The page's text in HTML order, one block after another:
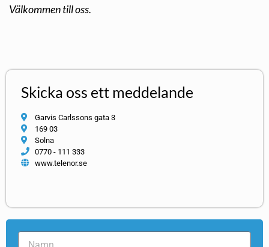
Välkommen till oss.
Skicka oss ett meddelande
Garvis Carlssons gata 3
169 03
Solna
0770 - 111 333
www.telenor.se